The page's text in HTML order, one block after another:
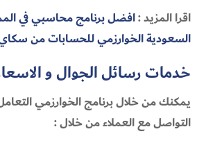
اقرا المزيد :افضل برنامج محاسبي في
السعودية الخوارزمي للحسابات من
خدمات رسائل الجوال و
يمكنك من خلال برنامج الخوارزمي
التواصل مع العملاء من خلال :